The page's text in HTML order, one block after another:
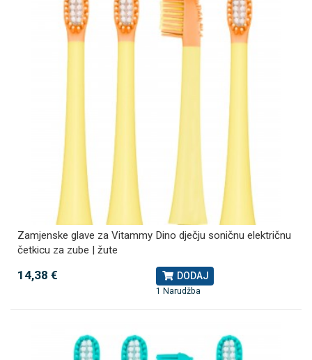
Zamjenske glave za Vitammy Dino dječju soničnu električnu
četkicu za zube | žute
14,38 € DODAJ
1 Narudžba